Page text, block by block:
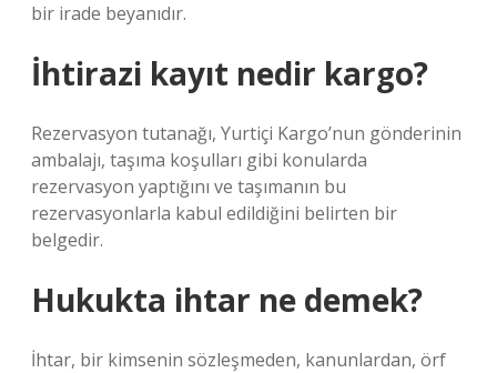
bir irade beyanıdır.
İhtirazi kayıt nedir kargo?
Rezervasyon tutanağı, Yurtiçi Kargo’nun gönderinin
ambalajı, taşıma koşulları gibi konularda
rezervasyon yaptığını ve taşımanın bu
rezervasyonlarla kabul edildiğini belirten bir
belgedir.
Hukukta ihtar ne demek?
İhtar, bir kimsenin sözleşmeden, kanunlardan, örf